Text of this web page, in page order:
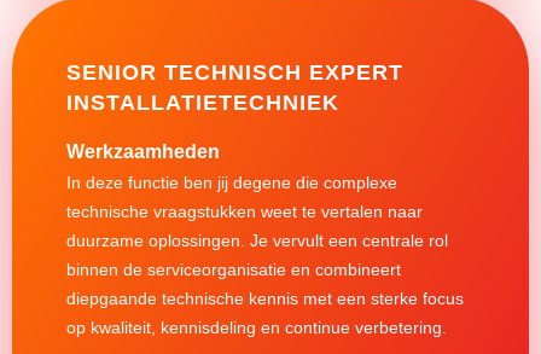
SENIOR TECHNISCH EXPERT
INSTALLATIETECHNIEK
Werkzaamheden
In deze functie ben jij degene die complexe
technische vraagstukken weet te vertalen naar
duurzame oplossingen. Je vervult een centrale rol
binnen de serviceorganisatie en combineert
diepgaande technische kennis met een sterke focus
op kwaliteit, kennisdeling en continue verbetering.